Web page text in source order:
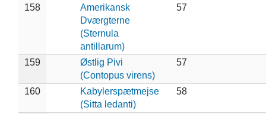
158
Amerikansk
Dværgterne
(Sternula
antillarum)
57
159
Østlig Pivi
(Contopus virens)
57
160
Kabylerspætmejse
(Sitta ledanti)
58